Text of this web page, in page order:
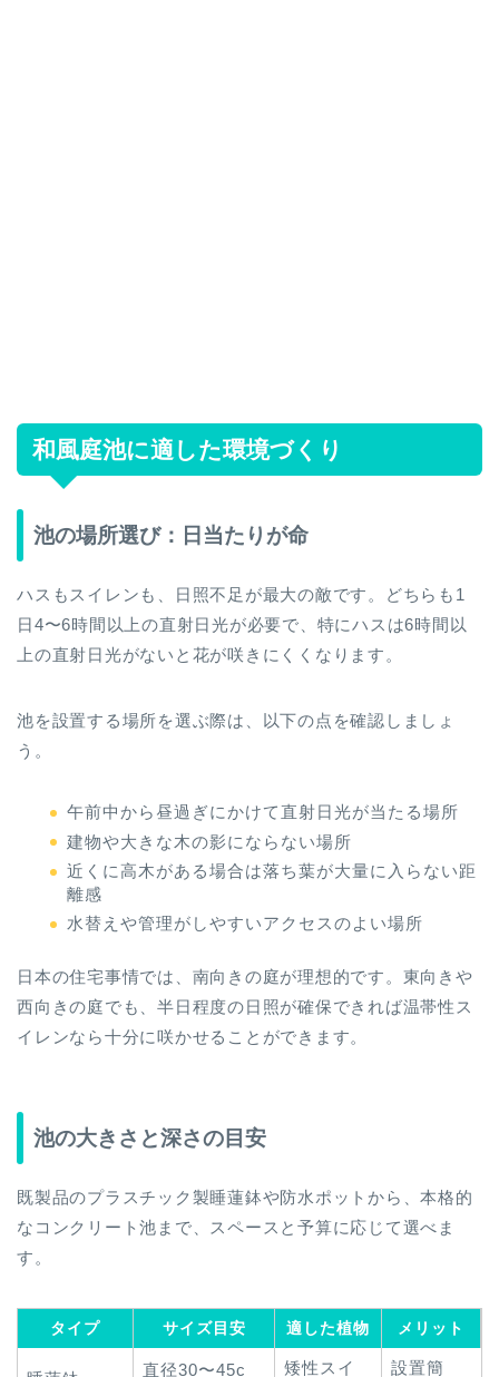
和風庭池に適した環境づくり
池の場所選び：日当たりが命
ハスもスイレンも、日照不足が最大の敵です。どちらも1
日4〜6時間以上の直射日光が必要で、特にハスは6時間以
上の直射日光がないと花が咲きにくくなります。
池を設置する場所を選ぶ際は、以下の点を確認しましょ
う。
午前中から昼過ぎにかけて直射日光が当たる場所
建物や大きな木の影にならない場所
近くに高木がある場合は落ち葉が大量に入らない距
離感
水替えや管理がしやすいアクセスのよい場所
日本の住宅事情では、南向きの庭が理想的です。東向きや
西向きの庭でも、半日程度の日照が確保できれば温帯性ス
イレンなら十分に咲かせることができます。
池の大きさと深さの目安
既製品のプラスチック製睡蓮鉢や防水ポットから、本格的
なコンクリート池まで、スペースと予算に応じて選べま
す。
タイプ サイズ目安 適した植物 メリット
直径30〜45c
矮性スイ
設置簡